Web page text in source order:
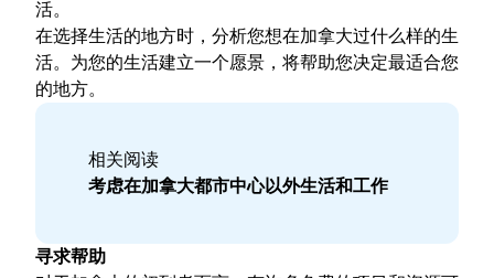
活。
在选择生活的地方时，分析您想在加拿大过什么样的生
活。为您的生活建立一个愿景，将帮助您决定最适合您
的地方。
相关阅读
考虑在加拿大都市中心以外生活和工作
寻求帮助